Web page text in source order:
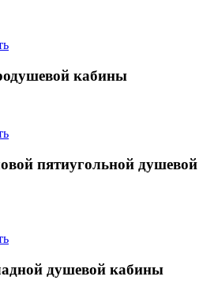
кабины
пятиугольной душевой
душевой кабины